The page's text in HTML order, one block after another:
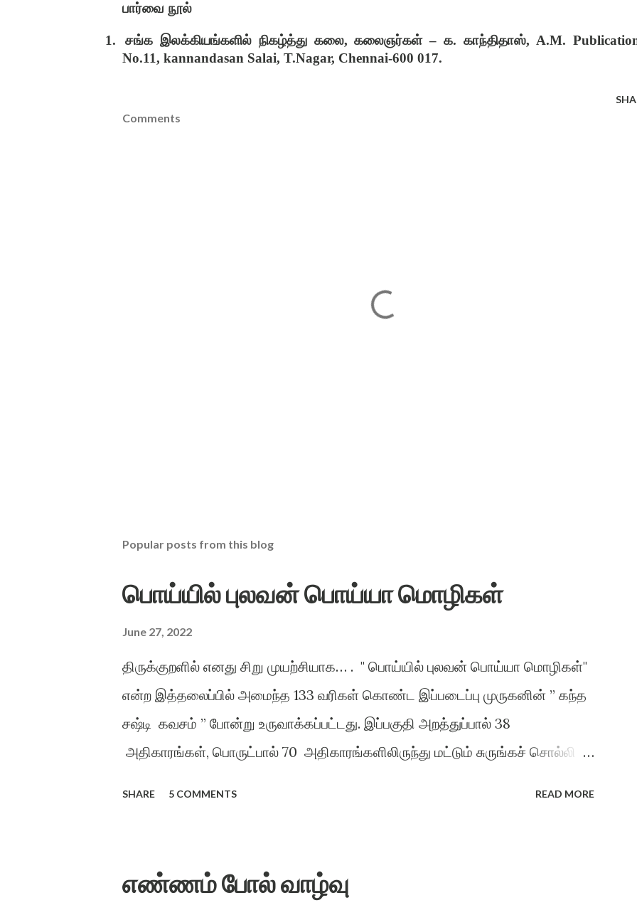
பார்வை நூல்
1.
சங்க இலக்கியங்களில் நிகழ்த்து கலை, கலைஞர்கள் – க. காந்திதாஸ், A.M.
No.11, kannandasan Salai, T.Nagar, Chennai-600 017.
Comments
Popular posts from this blog
பொய்யில் புலவன் பொய்யா மொழிகள்
June 27, 2022
திருக்குறளில் எனது சிறு முயற்சியாக… . " பொய்யில் புலவன் பொய்யா மொழிகள்"
என்ற இத்தலைப்பில் அமைந்த 133 வரிகள் கொண்ட இப்படைப்பு முருகனின் ” கந்த
சஷ்டி கவசம் ” போன்று உருவாக்கப்பட்டது. இப்பகுதி அறத்துப்பால் 38
அதிகாரங்கள், பொருட்பால் 70 அதிகாரங்களிலிருந்து மட்டும் சுருங்கச் சொல்லி
உலக மொழிகளில் ஒப்பற்ற நூலாம், நோக்க நோக்க பெயா்த்து நோக்க மனிதன் கற்று
SHARE 5 COMMENTS READ MORE
எண்ணம் போல் வாழ்வு